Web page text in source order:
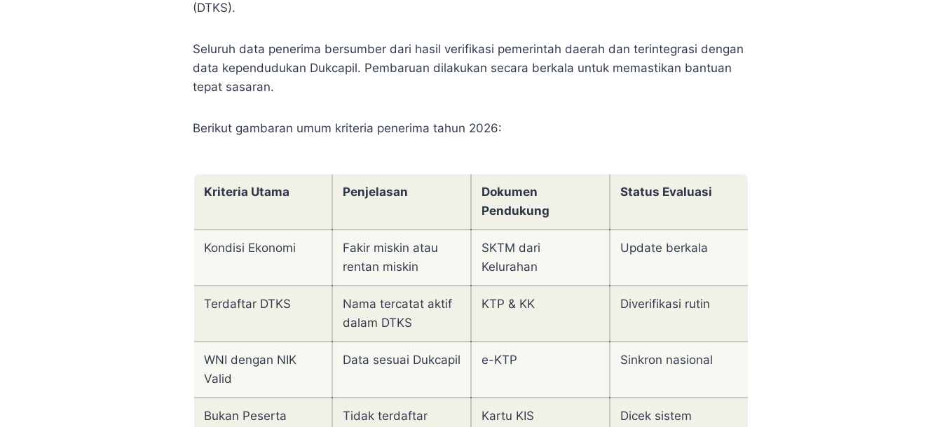
(DTKS).
Seluruh data penerima bersumber dari hasil verifikasi pemerintah daerah dan terintegrasi dengan
data kependudukan Dukcapil. Pembaruan dilakukan secara berkala untuk memastikan bantuan
tepat sasaran.
Berikut gambaran umum kriteria penerima tahun 2026:
Kriteria Utama Penjelasan
Dokumen
Pendukung
Status Evaluasi
Kondisi Ekonomi
Fakir miskin atau
rentan miskin
SKTM dari
Kelurahan
Update berkala
Terdaftar DTKS
Nama tercatat aktif
dalam DTKS
KTP & KK Diverifikasi rutin
WNI dengan NIK
Valid
Data sesuai Dukcapil e-KTP Sinkron nasional
Bukan Peserta
Tidak terdaftar
Kartu KIS Dicek sistem